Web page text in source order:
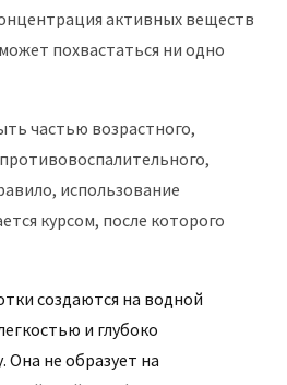
активных веществ
похвастаться ни одно
частью возрастного,
использование
курсом, после которого
создаются на водной
и глубоко
Она не образует на